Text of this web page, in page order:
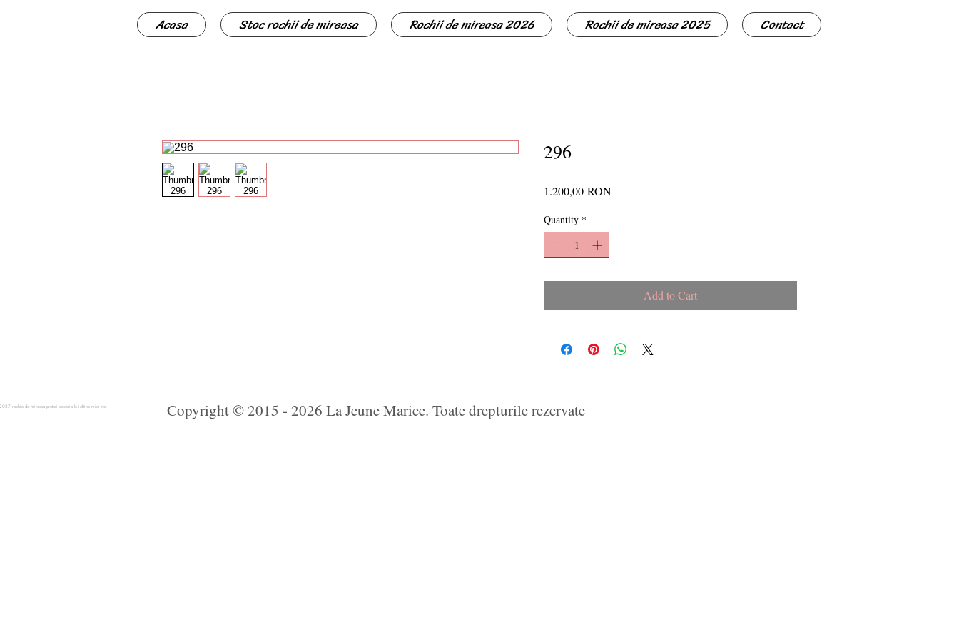
Acasa Stoc rochii de mireasa Rochii de mireasa 2026 Rochii de mireasa 2025 Contact
296
1.200,00 RONPrice
Quantity *
Add to Cart
rochie de mireasa preturi accesibile ieftine mici noi Copyright © 2015 - 2026 La Jeune Mariee. Toate drepturile rezervate